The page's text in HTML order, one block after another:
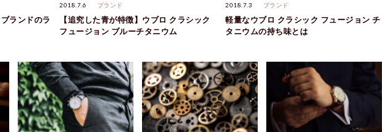
ランドのラ
2018.7.6 ブランド
【追究した青が特徴】ウブロ クラシック
フュージョン ブルーチタニウム
2018.7.3 ブランド
軽量なウブロ クラシック フュージョン チ
タニウムの持ち味とは